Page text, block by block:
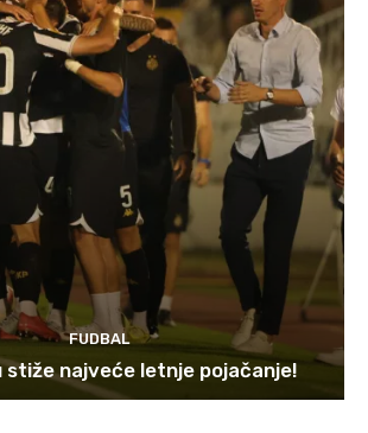
FUDBAL
najveće letnje pojačanje!